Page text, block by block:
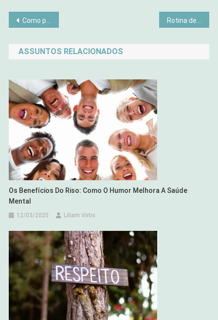
Navegação
de
Post
Como planejo as minhas pausas conscientes: O meu método para um recomeço real
ASSUNTOS RELACIONADOS
Os Benefícios Do Riso: Como O Humor Melhora A Saúde
Mental
12/03/2025 Liliam Virtis